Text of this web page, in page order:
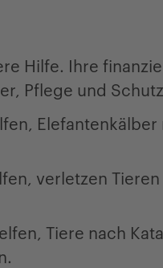
Hilfe. Ihre
Pflege und
verletzen
Tiere nach